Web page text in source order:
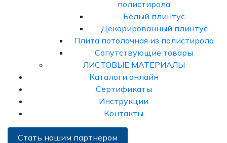
полистирола
Белый плинтус
Декорированный плинтус
Плита потолочная из полистирола
Сопутствующие товары
ЛИСТОВЫЕ МАТЕРИАЛЫ
Каталоги онлайн
Сертификаты
Инструкции
Контакты
Стать нашим партнером